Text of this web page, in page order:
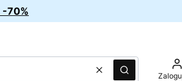
-70%
WyczyśćSzukaj